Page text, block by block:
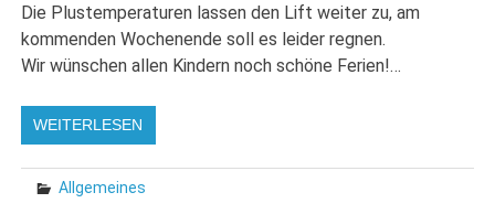
Die Plustemperaturen lassen den Lift weiter zu, am
kommenden Wochenende soll es leider regnen.
Wir wünschen allen Kindern noch schöne Ferien!…
WEITERLESEN
Allgemeines